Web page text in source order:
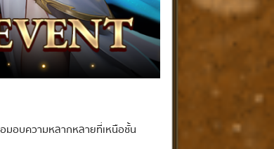
มอบความหลากหลายที่เหนือชั้น